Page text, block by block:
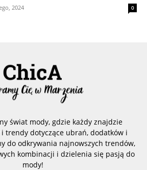
2024
0
świat mody, gdzie każdy znajdzie
trendy dotyczące ubrań, dodatków i
do odkrywania najnowszych trendów,
kombinacji i dzielenia się pasją do
mody!